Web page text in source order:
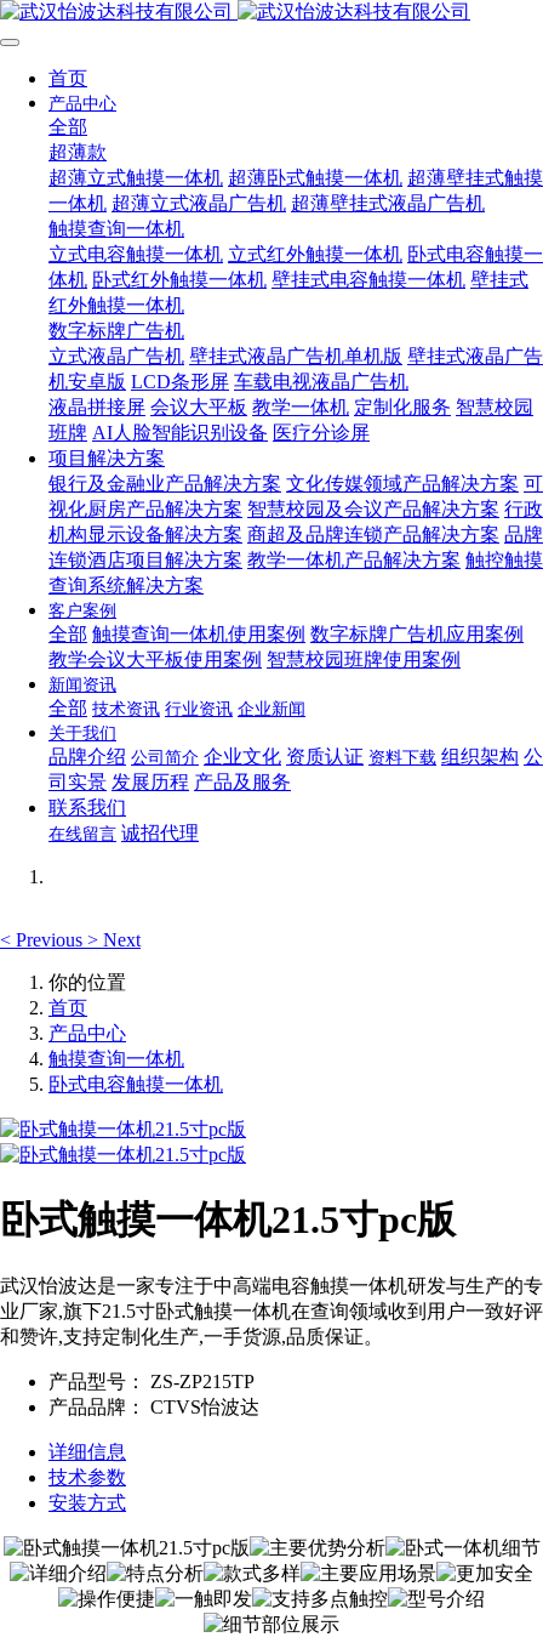
首页
产品中心
全部
超薄款
超薄立式触摸一体机 超薄卧式触摸一体机 超薄壁挂式触摸
一体机 超薄立式液晶广告机 超薄壁挂式液晶广告机
触摸查询一体机
立式电容触摸一体机 立式红外触摸一体机 卧式电容触摸一
体机 卧式红外触摸一体机 壁挂式电容触摸一体机 壁挂式
红外触摸一体机
数字标牌广告机
立式液晶广告机 壁挂式液晶广告机单机版 壁挂式液晶广告
机安卓版 LCD条形屏 车载电视液晶广告机
液晶拼接屏 会议大平板 教学一体机 定制化服务 智慧校园
班牌 AI人脸智能识别设备 医疗分诊屏
项目解决方案
银行及金融业产品解决方案 文化传媒领域产品解决方案 可
视化厨房产品解决方案 智慧校园及会议产品解决方案 行政
机构显示设备解决方案 商超及品牌连锁产品解决方案 品牌
连锁酒店项目解决方案 教学一体机产品解决方案 触控触摸
查询系统解决方案
客户案例
全部 触摸查询一体机使用案例 数字标牌广告机应用案例
教学会议大平板使用案例 智慧校园班牌使用案例
新闻资讯
全部 技术资讯 行业资讯 企业新闻
关于我们
品牌介绍 公司简介 企业文化 资质认证 资料下载 组织架构 公
司实景 发展历程 产品及服务
联系我们
在线留言 诚招代理
< Previous > Next
你的位置
首页
产品中心
触摸查询一体机
卧式电容触摸一体机
卧式触摸一体机21.5寸pc版
武汉怡波达是一家专注于中高端电容触摸一体机研发与生产的专
业厂家,旗下21.5寸卧式触摸一体机在查询领域收到用户一致好评
和赞许,支持定制化生产,一手货源,品质保证。
产品型号：
ZS-ZP215TP
产品品牌：
CTVS怡波达
详细信息
技术参数
安装方式